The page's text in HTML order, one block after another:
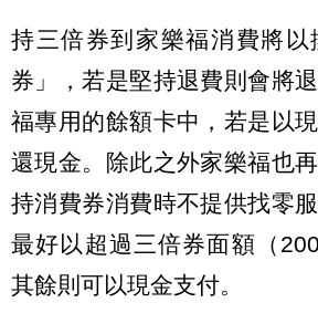
持三倍券到家樂福消費將以
券」，若是堅持退費則會將
福專用的餘額卡中，若是以
還現金。除此之外家樂福也
持消費券消費時不提供找零
最好以超過三倍券面額（
其餘則可以現金支付。